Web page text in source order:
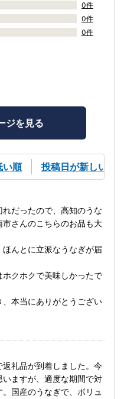
0件
0件
0件
ジを見る
い順 投稿日が新しい順
だったので、高知のうな
さんのこちらのお品も大
んとに立派なうなぎが届
クホクで美味しかったで
本当にありがとうござい
礼品が到着しました。今
ますが、適度な期間で対
国産のうなぎで、ボリュ